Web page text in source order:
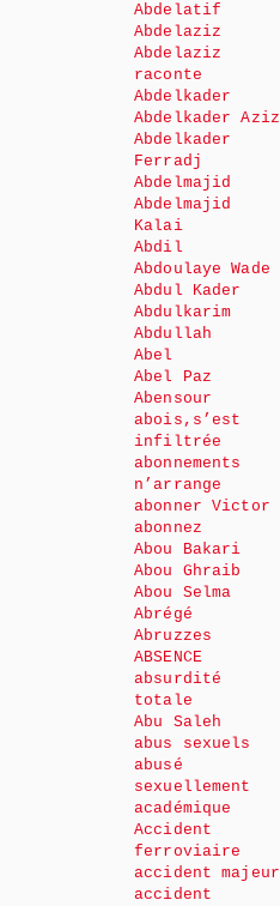
Abdelatif
Abdelaziz
Abdelaziz
raconte
Abdelkader
Abdelkader Aziz
Abdelkader
Ferradj
Abdelmajid
Abdelmajid
Kalai
Abdil
Abdoulaye Wade
Abdul Kader
Abdulkarim
Abdullah
Abel
Abel Paz
Abensour
abois,s’est
infiltrée
abonnements
n’arrange
abonner Victor
abonnez
Abou Bakari
Abou Ghraib
Abou Selma
Abrégé
Abruzzes
ABSENCE
absurdité
totale
Abu Saleh
abus sexuels
abusé
sexuellement
académique
Accident
ferroviaire
accident majeur
accident